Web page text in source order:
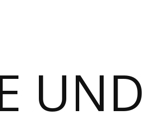
UND